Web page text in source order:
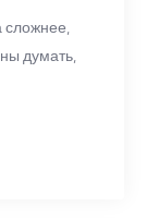
сложнее,
думать,